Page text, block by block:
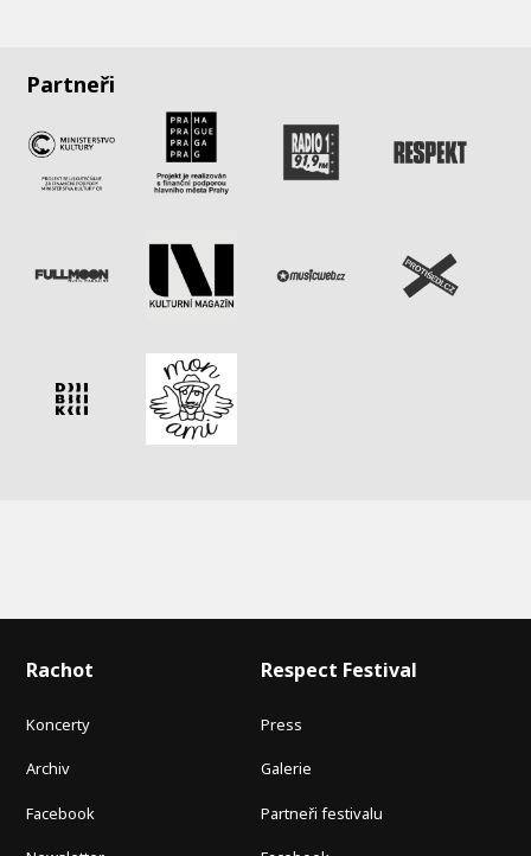
Partneři
Rachot
Koncerty
Archiv
Facebook
Respect Festival
Press
Galerie
Partneři festivalu